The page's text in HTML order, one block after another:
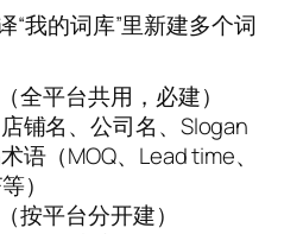
“我的词库”里新建多个词
全平台共用，必建）
铺名、公司名、Slogan
语（MOQ、Lead time、
）
按平台分开建）